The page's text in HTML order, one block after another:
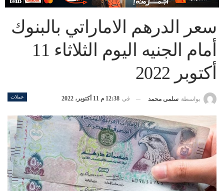
سعر الدرهم الاماراتي بالبنوك
أمام الجنيه اليوم الثلاثاء 11
أكتوبر 2022
عملات بواسطة سلمى محمد في 12:38 م 11 أكتوبر، 2022